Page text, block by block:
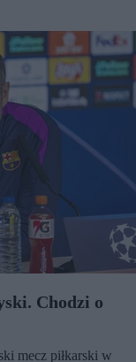
Chodzi o
mecz piłkarski w